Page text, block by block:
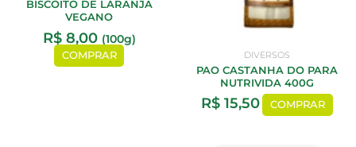
BISCOITO DE LARANJA
VEGANO
R$8,00 (100g)
COMPRAR DIVERSOS
PAO CASTANHA DO PARA
NUTRIVIDA 400G
R$ 15,50 COMPRAR